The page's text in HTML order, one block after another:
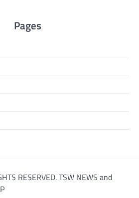
Pages
RESERVED. TSW NEWS and